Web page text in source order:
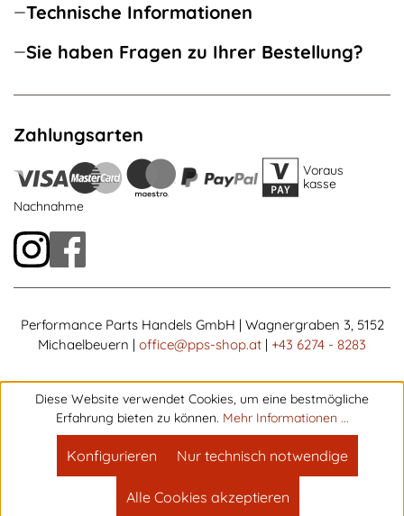
Technische Informationen
Sie haben Fragen zu Ihrer Bestellung?
Zahlungsarten
Voraus
kasse
Nachnahme
Performance Parts Handels GmbH | Wagnergraben 3, 5152
Michaelbeuern | office@pps-shop.at | +43 6274 - 8283
Diese Website verwendet Cookies, um eine bestmögliche
Erfahrung bieten zu können. Mehr Informationen ...
Nur technisch notwendige
Konfigurieren
Alle Cookies akzeptieren